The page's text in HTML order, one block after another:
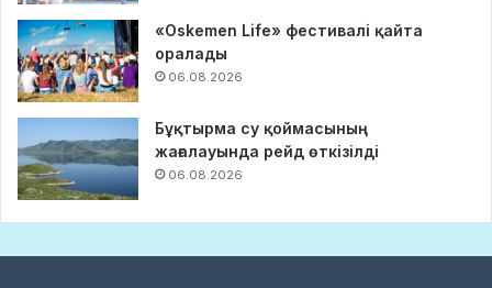
«Oskemen Life» фестивалі қайта
оралады
06.08.2026
Бұқтырма су қоймасының
жағалауында рейд өткізілді
06.08.2026